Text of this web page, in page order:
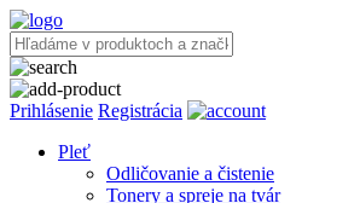
Prihlásenie Registrácia
Pleť
Odličovanie a čistenie
Tonery a spreje na tvár